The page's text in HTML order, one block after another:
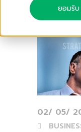
ยอมรับ
02/ 05/